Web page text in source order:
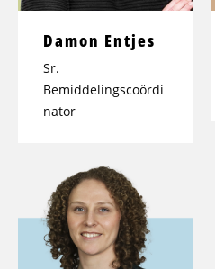
Damon Entjes
Sr.
Bemiddelingscoördi
nator